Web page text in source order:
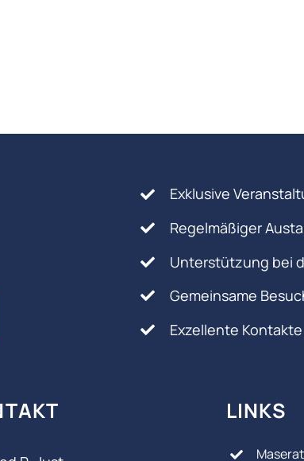
Exklusive
Regelmäßiger
Unterstützung bei
Gemeinsame
Exzellente
LINKS